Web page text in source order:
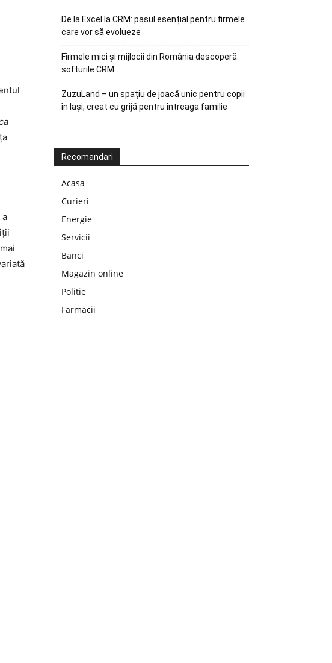
a
De la Excel la CRM: pasul esențial pentru firmele
care vor să evolueze
Firmele mici și mijlocii din România descoperă
softurile CRM
ZuzuLand – un spațiu de joacă unic pentru copii
în Iași, creat cu grijă pentru întreaga familie
Recomandari
Acasa
Curieri
Energie
Servicii
Banci
Magazin online
Politie
Farmacii